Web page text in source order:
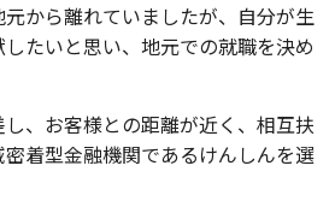
から離れていましたが、自分が生
たいと思い、地元での就職を決め
、お客様との距離が近く、相互扶
着型金融機関であるけんしんを選